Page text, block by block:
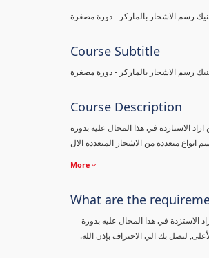
Course Subtitle
Course Description
الاستازدة في هذا المجال عليه بدورة
More
What are the
في هذا المجال عليه بدورة
لتصل بك الي الاحتراف بإذن الله.